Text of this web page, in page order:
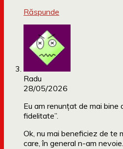
Răspunde
Radu
28/05/2026
Eu am renunțat de mai bine
fidelitate”.
Ok, nu mai beneficiez de te
care, în general n-am nevoie.